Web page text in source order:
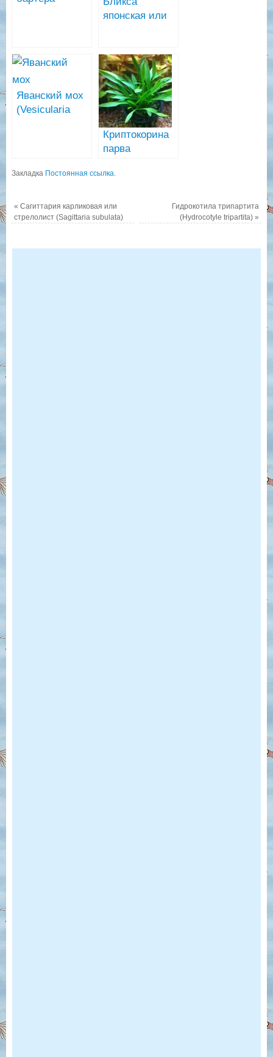
японская или
Яванский мох
(Vesicularia
Криптокорина
парва
parva)
Закладка Постоянная ссылка.
« Сагиттария карликовая или
стрелолист (Sagittaria subulata)
Гидрокотила трипартита
(Hydrocotyle tripartita)»